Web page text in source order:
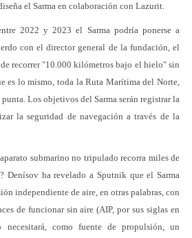
el Sarma en colaboración con Lazurit.
2022 y 2023 el Sarma podría ponerse a
con el director general de la fundación, el
de recorrer "10.000 kilómetros bajo el hielo" sin
es lo mismo, toda la Ruta Marítima del Norte,
Los objetivos del Sarma serán registrar la
la seguridad de navegación a través de la
submarino no tripulado recorra miles de
Denísov ha revelado a Sputnik que el Sarma
independiente de aire, en otras palabras, con
de funcionar sin aire (AIP, por sus siglas en
como fuente de propulsión, un